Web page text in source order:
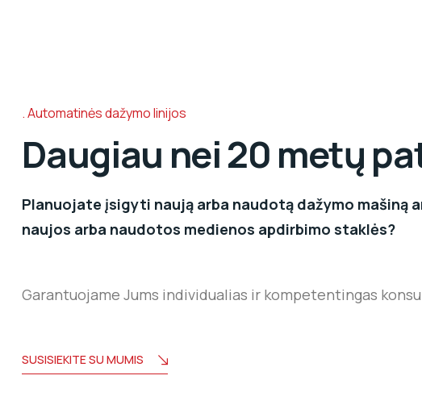
Automatinės dažymo linijos
Daugiau nei 20 metų
Planuojate įsigyti naują arba naudotą dažymo mašiną
naujos arba naudotos medienos apdirbimo staklės?
Garantuojame Jums individualias ir kompetentingas
SUSISIEKITE SU MUMIS